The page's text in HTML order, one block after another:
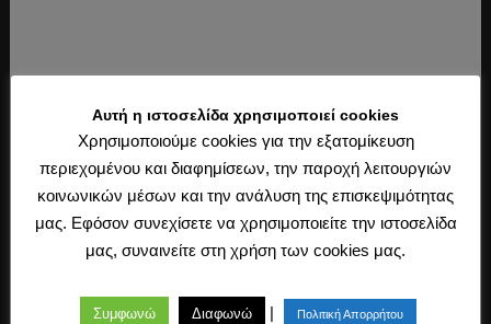
Ακολουθήστε μας
Αυτή η ιστοσελίδα χρησιμοποιεί cookies
Χρησιμοποιούμε cookies για την εξατομίκευση
περιεχομένου και διαφημίσεων, την παροχή λειτουργιών
κοινωνικών μέσων και την ανάλυση της επισκεψιμότητας
μας. Εφόσον συνεχίσετε να χρησιμοποιείτε την ιστοσελίδα
μας, συναινείτε στη χρήση των cookies μας.
Συμφωνώ Διαφωνώ | Πολιτική Απορρήτου